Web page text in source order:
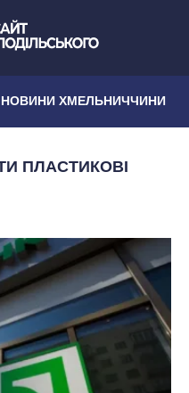
НОВИНИ ХМЕЛЬНИЧЧИНИ
ПЛАСТИКОВІ